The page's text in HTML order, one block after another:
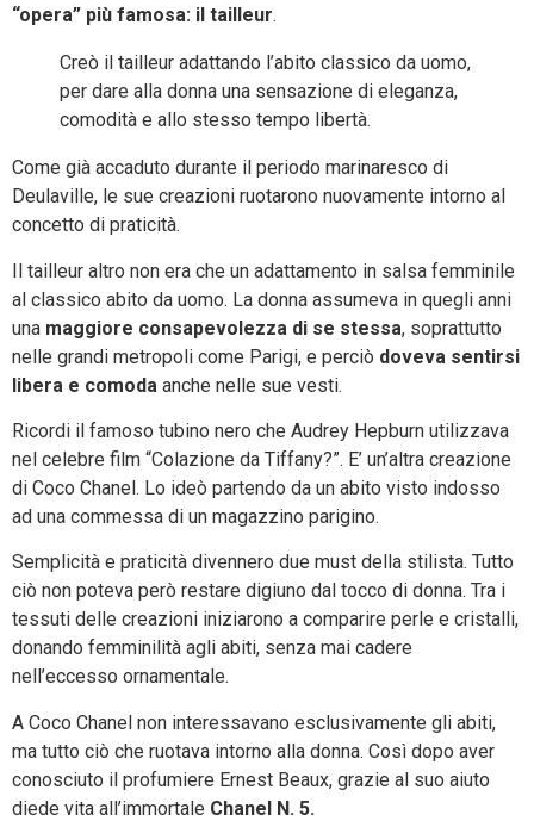
“opera” più famosa: il tailleur.
Creò il tailleur adattando l’abito classico da uomo,
per dare alla donna una sensazione di eleganza,
comodità e allo stesso tempo libertà.
Come già accaduto durante il periodo marinaresco di
Deulaville, le sue creazioni ruotarono nuovamente intorno al
concetto di praticità.
Il tailleur altro non era che un adattamento in salsa femminile
al classico abito da uomo. La donna assumeva in quegli anni
una maggiore consapevolezza di se stessa, soprattutto
nelle grandi metropoli come Parigi, e perciò doveva sentirsi
libera e comoda anche nelle sue vesti.
Ricordi il famoso tubino nero che Audrey Hepburn utilizzava
nel celebre film “Colazione da Tiffany?”. E’ un’altra creazione
di Coco Chanel. Lo ideò partendo da un abito visto indosso
ad una commessa di un magazzino parigino.
Semplicità e praticità divennero due must della stilista. Tutto
ciò non poteva però restare digiuno dal tocco di donna. Tra i
tessuti delle creazioni iniziarono a comparire perle e cristalli,
donando femminilità agli abiti, senza mai cadere
nell’eccesso ornamentale.
A Coco Chanel non interessavano esclusivamente gli abiti,
ma tutto ciò che ruotava intorno alla donna. Così dopo aver
conosciuto il profumiere Ernest Beaux, grazie al suo aiuto
diede vita all’immortale Chanel N. 5.